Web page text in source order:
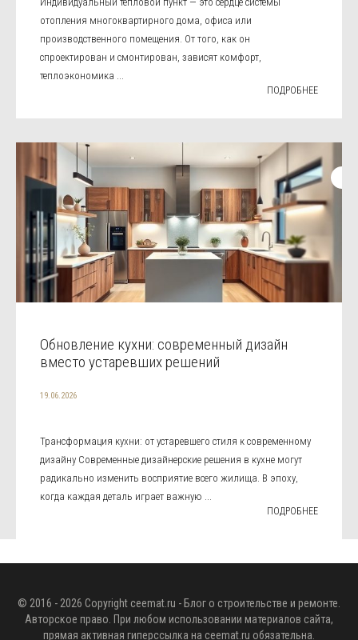
отопления многоквартирного дома, офиса или
производственного помещения. От того, как он
спроектирован и смонтирован, зависят комфорт,
теплоэкономика ...
ПОДРОБНЕЕ
Обновление кухни: современный дизайн
вместо устаревших решений
19.06.2026
Трансформация кухни: от устаревшего стиля к современному
дизайну Современные дизайнерские решения в кухне могут
радикально изменить восприятие всего жилища. В эпоху,
когда каждая деталь играет важную ...
ПОДРОБНЕЕ
© 2016 - 2026 Copyright ceemat.ru - Блог о строительстве и ремонте.
Авторское право. При любом использовании материалов сайта,
прямая активная гиперссылка на ceemat.ru обязательна.